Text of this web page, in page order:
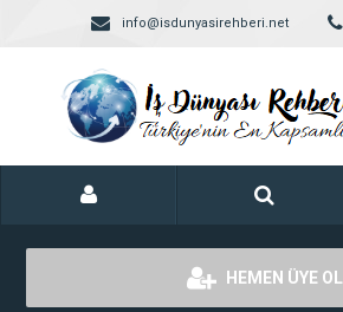
info@isdunyasirehberi.net
HEMEN ÜYE OL